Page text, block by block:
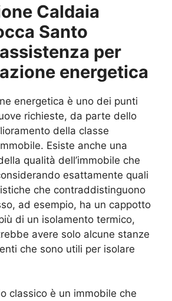
Caldaia
Santo
per
energetica
energetica è uno dei punti
richieste, da parte dello
della classe
Esiste anche una
qualità dell’immobile che
esattamente quali
che contraddistinguono
ad esempio, ha un cappotto
di un isolamento termico,
avere solo alcune stanze
che sono utili per isolare
classico è un immobile che